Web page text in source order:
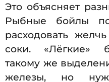
Это объясняет
Рыбные бойлы
расходовать
соки. «Лёгкие»
такому же
железы, но